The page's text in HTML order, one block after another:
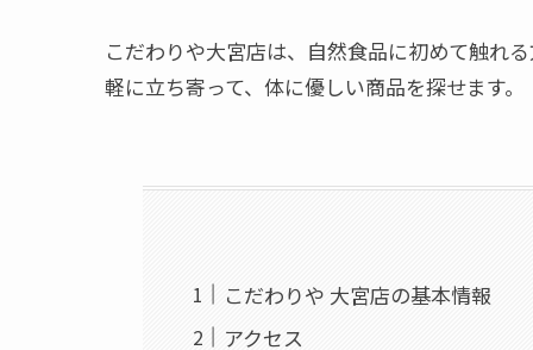
こだわりや大宮店は、自然食品に初めて触れ
軽に立ち寄って、体に優しい商品を探せます。
こだわりや 大宮店の基本情報
アクセス